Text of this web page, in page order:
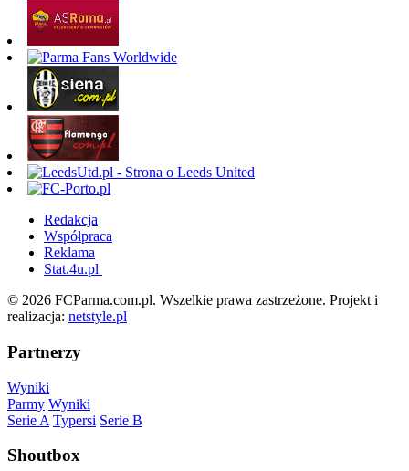
Redakcja
Współpraca
Reklama
Stat.4u.pl
© 2026 FCParma.com.pl. Wszelkie prawa zastrzeżone. Projekt i
realizacja: netstyle.pl
Partnerzy
Wyniki
Parmy Wyniki
Serie A Typersi Serie B
Shoutbox